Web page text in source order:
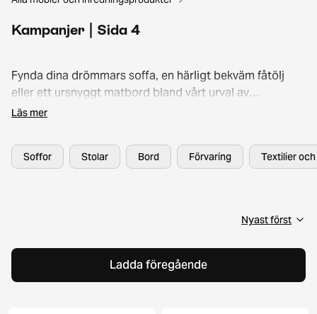
Kampanjer | Sida 4
Fynda dina drömmars soffa, en härligt bekväm fåtölj
eller ett ursnyggt matbord bland vårt urval av
rabatterade second hand-möbler. Scrolla bland härliga
förmånligare tack vare våra kampanjpriser!
Läs mer
Soffor Stolar Bord Förvaring Textilier
Ladda föregående